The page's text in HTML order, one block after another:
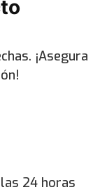
¡Asegura
24 horas